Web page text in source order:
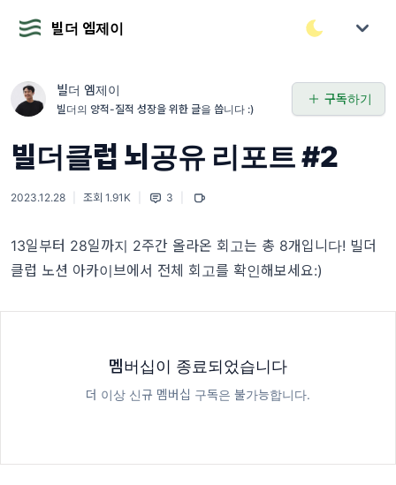
빌더 엠제이
빌더 엠제이
빌더의 양적-질적 성장을 위한 글을 씁니다 :)
구독하기
빌더클럽 뇌공유 리포트 #2
2023.12.28 조회 1.91K 3
13일부터 28일까지 2주간 올라온 회고는 총 8개입니다! 빌더
클럽 노션 아카이브에서 전체 회고를 확인해보세요:)
멤버십이 종료되었습니다
더 이상 신규 멤버십 구독은 불가능합니다.